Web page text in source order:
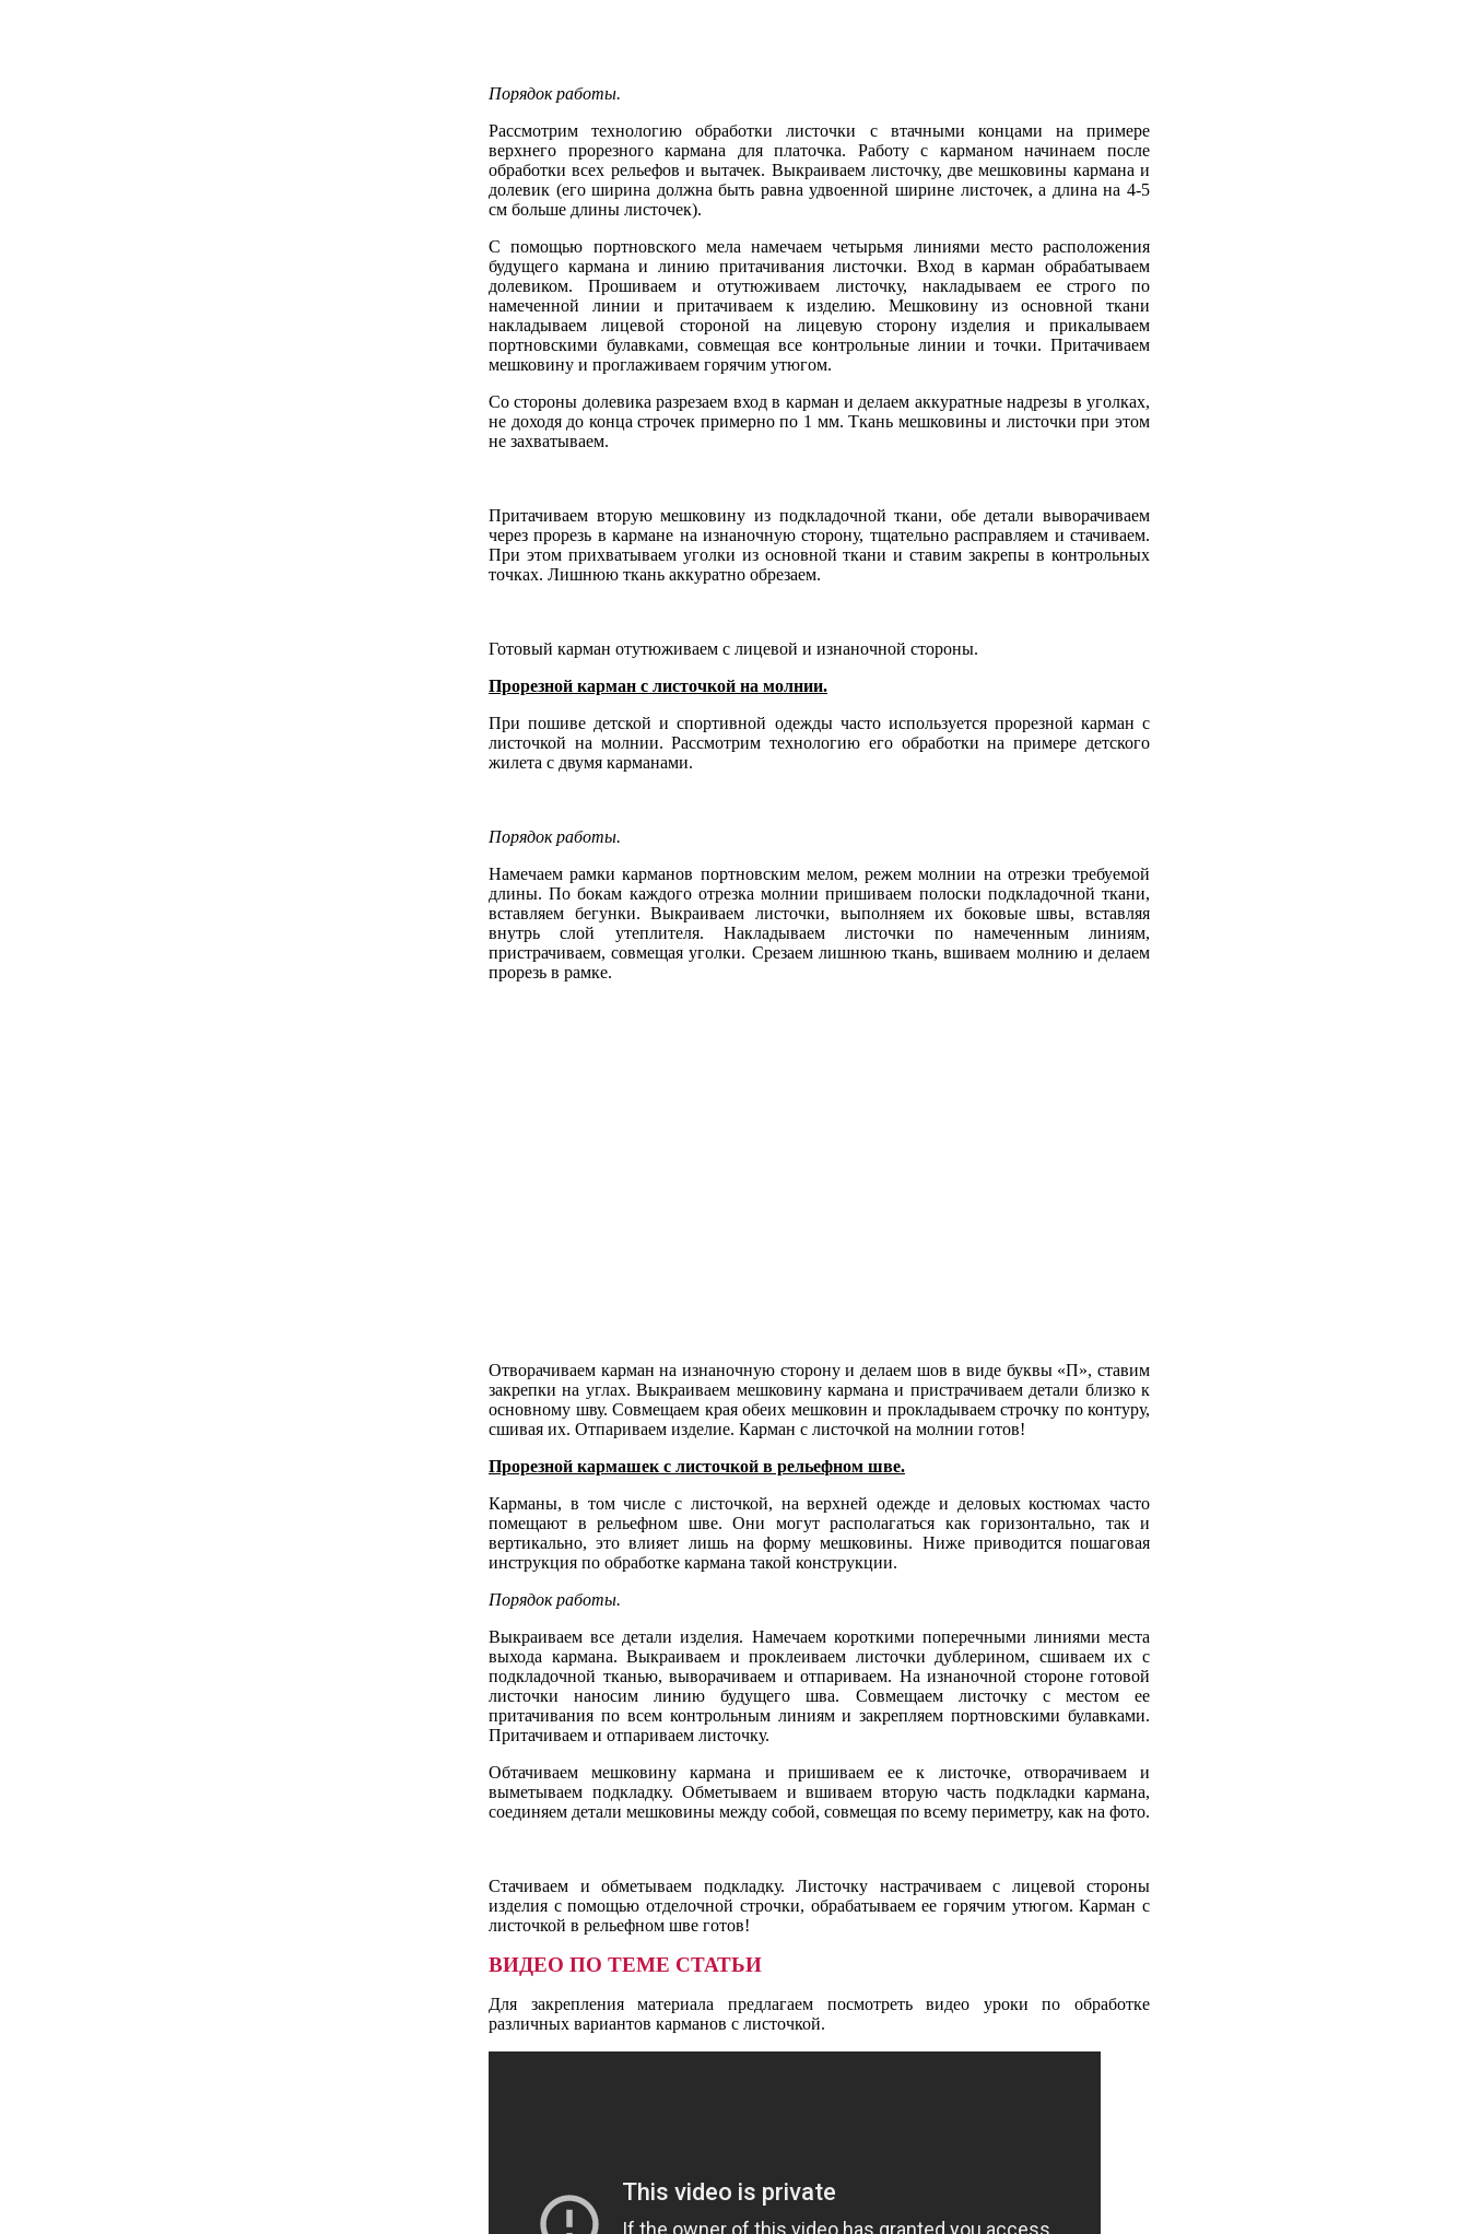
Порядок работы.
Рассмотрим технологию обработки листочки с втачными концами на примере
верхнего прорезного кармана для платочка. Работу с карманом начинаем после
обработки всех рельефов и вытачек. Выкраиваем листочку, две мешковины кармана и
долевик (его ширина должна быть равна удвоенной ширине листочек, а длина на 4-5
см больше длины листочек).
С помощью портновского мела намечаем четырьмя линиями место расположения
будущего кармана и линию притачивания листочки. Вход в карман обрабатываем
долевиком. Прошиваем и отутюживаем листочку, накладываем ее строго по
намеченной линии и притачиваем к изделию. Мешковину из основной ткани
накладываем лицевой стороной на лицевую сторону изделия и прикалываем
портновскими булавками, совмещая все контрольные линии и точки. Притачиваем
мешковину и проглаживаем горячим утюгом.
Со стороны долевика разрезаем вход в карман и делаем аккуратные надрезы в уголках,
не доходя до конца строчек примерно по 1 мм. Ткань мешковины и листочки при этом
не захватываем.
Притачиваем вторую мешковину из подкладочной ткани, обе детали выворачиваем
через прорезь в кармане на изнаночную сторону, тщательно расправляем и стачиваем.
При этом прихватываем уголки из основной ткани и ставим закрепы в контрольных
точках. Лишнюю ткань аккуратно обрезаем.
Готовый карман отутюживаем с лицевой и изнаночной стороны.
Прорезной карман с листочкой на молнии.
При пошиве детской и спортивной одежды часто используется прорезной карман с
листочкой на молнии. Рассмотрим технологию его обработки на примере детского
жилета с двумя карманами.
Порядок работы.
Намечаем рамки карманов портновским мелом, режем молнии на отрезки требуемой
длины. По бокам каждого отрезка молнии пришиваем полоски подкладочной ткани,
вставляем бегунки. Выкраиваем листочки, выполняем их боковые швы, вставляя
внутрь слой утеплителя. Накладываем листочки по намеченным линиям,
пристрачиваем, совмещая уголки. Срезаем лишнюю ткань, вшиваем молнию и делаем
прорезь в рамке.
Отворачиваем карман на изнаночную сторону и делаем шов в виде буквы «П», ставим
закрепки на углах. Выкраиваем мешковину кармана и пристрачиваем детали близко к
основному шву. Совмещаем края обеих мешковин и прокладываем строчку по контуру,
сшивая их. Отпариваем изделие. Карман с листочкой на молнии готов!
Прорезной кармашек с листочкой в рельефном шве.
Карманы, в том числе с листочкой, на верхней одежде и деловых костюмах часто
помещают в рельефном шве. Они могут располагаться как горизонтально, так и
вертикально, это влияет лишь на форму мешковины. Ниже приводится пошаговая
инструкция по обработке кармана такой конструкции.
Порядок работы.
Выкраиваем все детали изделия. Намечаем короткими поперечными линиями места
выхода кармана. Выкраиваем и проклеиваем листочки дублерином, сшиваем их с
подкладочной тканью, выворачиваем и отпариваем. На изнаночной стороне готовой
листочки наносим линию будущего шва. Совмещаем листочку с местом ее
притачивания по всем контрольным линиям и закрепляем портновскими булавками.
Притачиваем и отпариваем листочку.
Обтачиваем мешковину кармана и пришиваем ее к листочке, отворачиваем и
выметываем подкладку. Обметываем и вшиваем вторую часть подкладки кармана,
соединяем детали мешковины между собой, совмещая по всему периметру, как на фото.
Стачиваем и обметываем подкладку. Листочку настрачиваем с лицевой стороны
изделия с помощью отделочной строчки, обрабатываем ее горячим утюгом. Карман с
листочкой в рельефном шве готов!
ВИДЕО ПО ТЕМЕ СТАТЬИ
Для закрепления материала предлагаем посмотреть видео уроки по обработке
различных вариантов карманов с листочкой.